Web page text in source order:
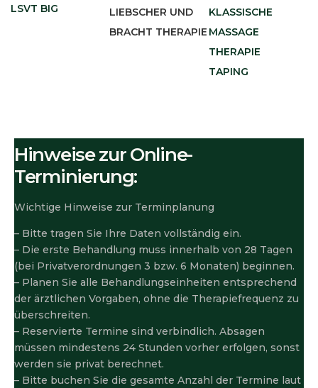
LSVT BIG
LIEBSCHER UND
BRACHT THERAPIE
KLASSISCHE
MASSAGE
THERAPIE
TAPING
Hinweise zur Online-
Terminierung:
Wichtige Hinweise zur Terminplanung
– Bitte tragen Sie Ihre Daten vollständig ein.
– Die erste Behandlung muss innerhalb von 28 Tagen
(bei Privatverordnungen 3 bzw. 6 Monaten) beginnen.
– Planen Sie alle Behandlungseinheiten entsprechend
der ärztlichen Vorgaben, ohne die Therapiefrequenz zu
überschreiten.
– Reservierte Termine sind verbindlich. Absagen
müssen mindestens 24 Stunden vorher erfolgen, sonst
werden sie privat berechnet.
– Bitte buchen Sie die gesamte Anzahl der Termine laut